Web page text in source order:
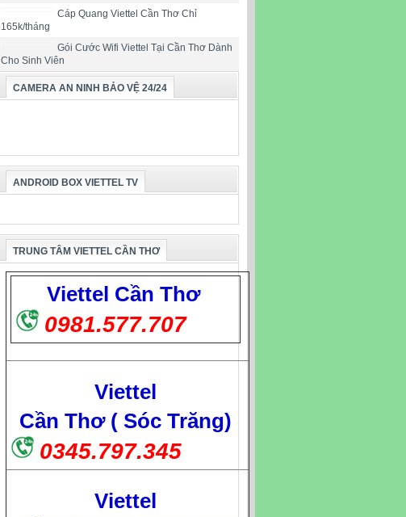
Cáp Quang Viettel Cần Thơ Chỉ
165k/tháng
Gói Cước Wifi Viettel Tại Cần Thơ Dành
Cho Sinh Viên
CAMERA AN NINH BẢO VỆ 24/24
ANDROID BOX VIETTEL TV
TRUNG TÂM VIETTEL CẦN THƠ
Viettel Cần Thơ
0981.577.707
Viettel
Cần Thơ ( Sóc Trăng)
0345.797.345
Viettel